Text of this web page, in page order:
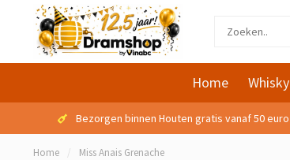
Home Whisky
Bezorgen binnen Houten gratis vanaf 50 euro
Home / Miss Anais Grenache